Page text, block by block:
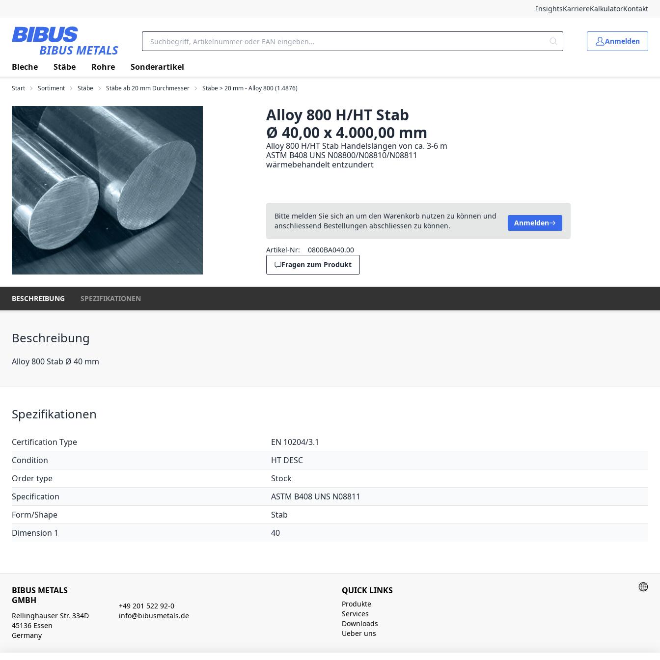
InsightsKarriereKalkulatorKontakt
BIBUS METALS
Anmelden
Bleche Stäbe Rohre Sonderartikel
Start Sortiment Stäbe Stäbe ab 20 mm Durchmesser Stäbe > 20 mm - Alloy 800 (1.4876)
Alloy 800 H/HT Stab
Ø 40,00 x 4.000,00 mm
Alloy 800 H/HT Stab Handelslängen von ca. 3-6 m
ASTM B408 UNS N08800/N08810/N08811
wärmebehandelt entzundert
Bitte melden Sie sich an um den Warenkorb nutzen zu können und
anschliessend Bestellungen abschliessen zu können.
Anmelden
Artikel-Nr:
0800BA040.00
Fragen zum Produkt
BESCHREIBUNG SPEZIFIKATIONEN
Beschreibung
Alloy 800 Stab Ø 40 mm
Spezifikationen
Certification Type
EN 10204/3.1
Condition
HT DESC
Order type
Stock
Specification
ASTM B408 UNS N08811
Form/Shape
Stab
Dimension 1
40
BIBUS METALS
GMBH
Rellinghauser Str. 334D
45136 Essen
Germany
+49 201 522 92-0
info@bibusmetals.de
QUICK LINKS
Produkte
Services
Downloads
Ueber uns